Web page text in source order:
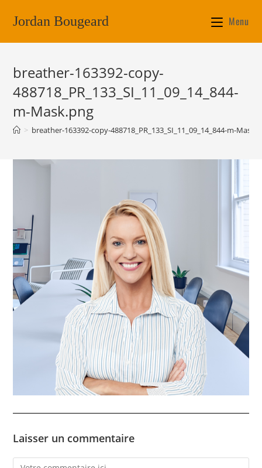
Jordan Bougeard Menu
breather-163392-copy-
488718_PR_133_SI_11_09_14_844-
m-Mask.png
> breather-163392-copy-488718_PR_133_SI_11_09_14_844-m-
Laisser un commentaire